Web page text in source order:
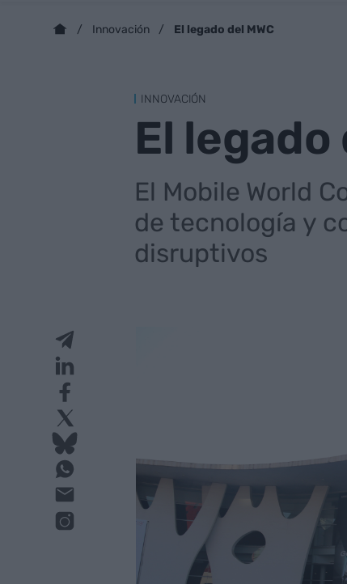
Innovación El legado del MWC
INNOVACIÓN
El legado
El Mobile World
de tecnología y
disruptivos